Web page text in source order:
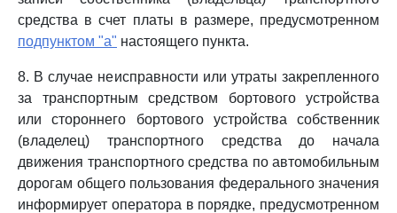
средства в счет платы в размере, предусмотренном
подпунктом "а" настоящего пункта.
8. В случае неисправности или утраты закрепленного
за транспортным средством бортового устройства
или стороннего бортового устройства собственник
(владелец) транспортного средства до начала
движения транспортного средства по автомобильным
дорогам общего пользования федерального значения
информирует оператора в порядке, предусмотренном